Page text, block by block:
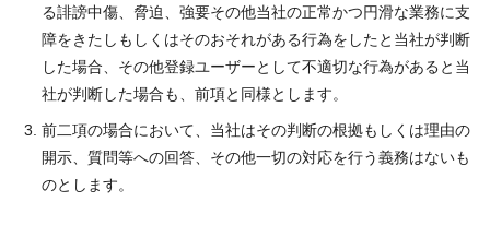
る誹謗中傷、脅迫、強要その他当社の正常かつ円滑な業務に支
障をきたしもしくはそのおそれがある行為をしたと当社が判断
した場合、その他登録ユーザーとして不適切な行為があると当
社が判断した場合も、前項と同様とします。
前二項の場合において、当社はその判断の根拠もしくは理由の
開示、質問等への回答、その他一切の対応を行う義務はないも
のとします。